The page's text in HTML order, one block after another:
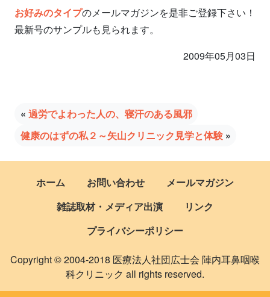
お好みのタイプのメールマガジンを是非ご登録下さい！
最新号のサンプルも見られます。
2009年05月03日
« 過労でよわった人の、寝汗のある風邪
健康のはずの私２～矢山クリニック見学と体験»
ホーム お問い合わせ
メールマガジン
雑誌取材・メディア出演
リンク
プライバシーポリシー
Copyright © 2004-2018 医療法人社団広士会 陣内耳鼻咽喉
科クリニック all rights reserved.